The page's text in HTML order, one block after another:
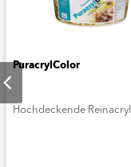
PuracrylColor
Hochdeckende